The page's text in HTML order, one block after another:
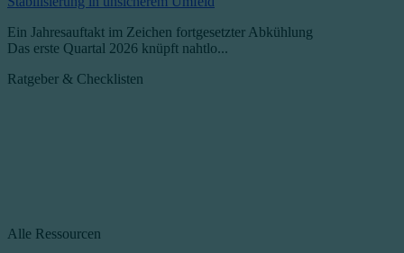
Ein Jahresauftakt im Zeichen fortgesetzter Abkühlung
Das erste Quartal 2026 knüpft nahtlo...
Ratgeber & Checklisten
Alle Ressourcen